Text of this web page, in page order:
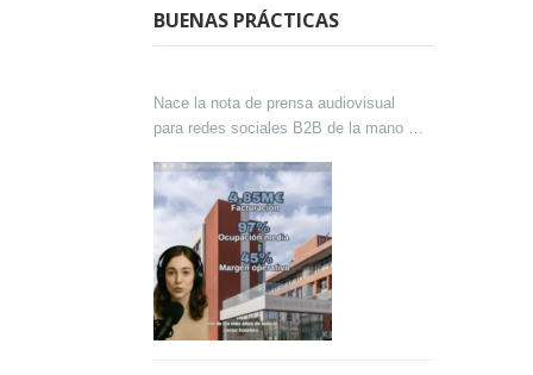
BUENAS PRÁCTICAS
Nace la nota de prensa audiovisual
para redes sociales B2B de la mano de